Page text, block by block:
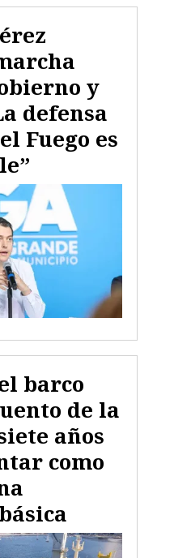
y
defensa
Fuego es
barco
de la
años
como